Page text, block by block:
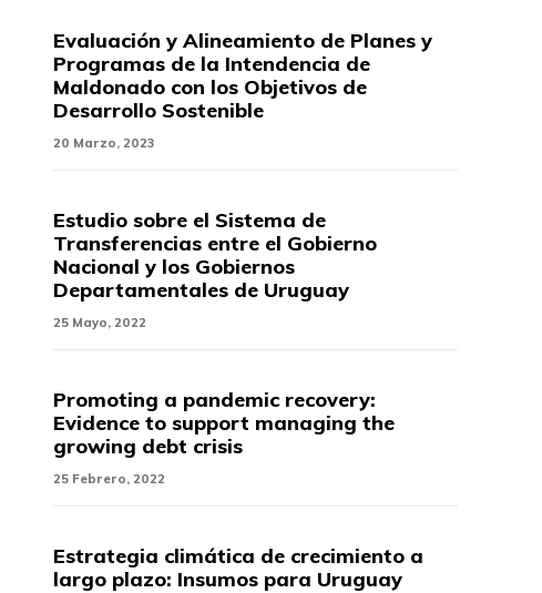
Evaluación y Alineamiento de Planes y
Programas de la Intendencia de
Maldonado con los Objetivos de
Desarrollo Sostenible
20 Marzo, 2023
Estudio sobre el Sistema de
Transferencias entre el Gobierno
Nacional y los Gobiernos
Departamentales de Uruguay
25 Mayo, 2022
Promoting a pandemic recovery:
Evidence to support managing the
growing debt crisis
25 Febrero, 2022
Estrategia climática de crecimiento a
largo plazo: Insumos para Uruguay